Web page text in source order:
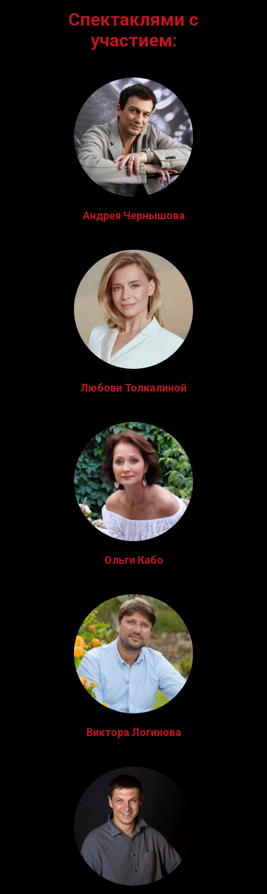
Спектаклями с
участием:
Андрея Чернышова
Любови Толкалиной
Ольги Кабо
Виктора Логинова